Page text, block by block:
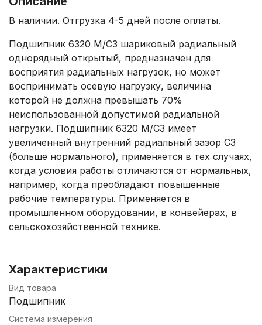
В наличии. Отгрузка 4-5 дней после оплаты.
Подшипник 6320 M/C3 шариковый радиальный
однорядный открытый, предназначен для
восприятия радиальных нагрузок, но может
воспринимать осевую нагрузку, величина
которой не должна превышать 70%
неиспользованной допустимой радиальной
нагрузки. Подшипник 6320 M/C3 имеет
увеличенный внутренний радиальный зазор С3
(больше нормального), применяется в тех случаях,
когда условия работы отличаются от нормальных,
например, когда преобладают повышенные
рабочие температуры. Применяется в
промышленном оборудовании, в конвейерах, в
сельскохозяйственной технике.
Характеристики
Вид товара
Подшипник
Система измерения